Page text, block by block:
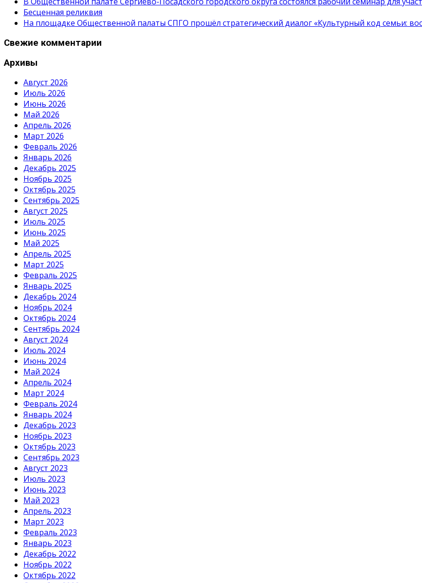
Бесценная реликвия
На площадке Общественной палаты СПГО прошёл стратегический диалог «Культурный код семьи:
Свежие комментарии
Архивы
Август 2026
Июль 2026
Июнь 2026
Май 2026
Апрель 2026
Март 2026
Февраль 2026
Январь 2026
Декабрь 2025
Ноябрь 2025
Октябрь 2025
Сентябрь 2025
Август 2025
Июль 2025
Июнь 2025
Май 2025
Апрель 2025
Март 2025
Февраль 2025
Январь 2025
Декабрь 2024
Ноябрь 2024
Октябрь 2024
Сентябрь 2024
Август 2024
Июль 2024
Июнь 2024
Май 2024
Апрель 2024
Март 2024
Февраль 2024
Январь 2024
Декабрь 2023
Ноябрь 2023
Октябрь 2023
Сентябрь 2023
Август 2023
Июль 2023
Июнь 2023
Май 2023
Апрель 2023
Март 2023
Февраль 2023
Январь 2023
Декабрь 2022
Ноябрь 2022
Октябрь 2022